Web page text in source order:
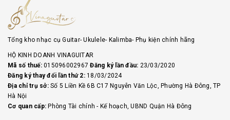
Tổng kho nhạc cụ Guitar- Ukulele- Kalimba- Phụ kiện chính hãng
HỘ KINH DOANH VINAGUITAR
Mã số thuế:015096002967Đăng ký lần đầu: 23/03/2020
Đăng ký thay đổi lần thứ 2:18/03/2024
Địa chỉ trụ sở:Số 5 Liền Kề 6B C17 Nguyễn Văn Lộc, Phường Hà Đông, TP
Hà Nội
Cơ quan cấp: Phòng Tài chính - Kế hoạch, UBND Quận Hà Đông